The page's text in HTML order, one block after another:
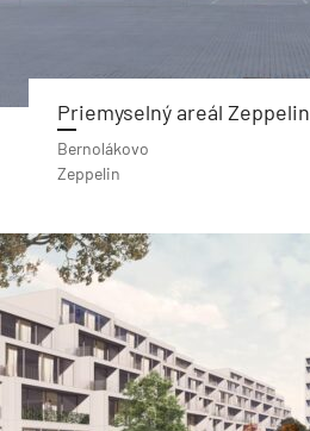
Priemyselný areál Zeppelin
Bernolákovo
Zeppelin